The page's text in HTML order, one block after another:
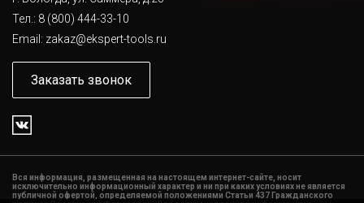
Тел.: 8 (800) 444-33-10
Email: zakaz@ekspert-tools.ru
Заказать звонок
Вся информация, размещенная на настоящем интернет-сайте, носит
исключительно информационный характер и ни при каких условиях не является
публичной офертой, определяемой положениями Статьи 437 Гражданского